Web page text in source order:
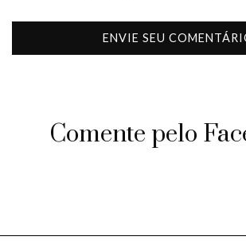
Comente pelo